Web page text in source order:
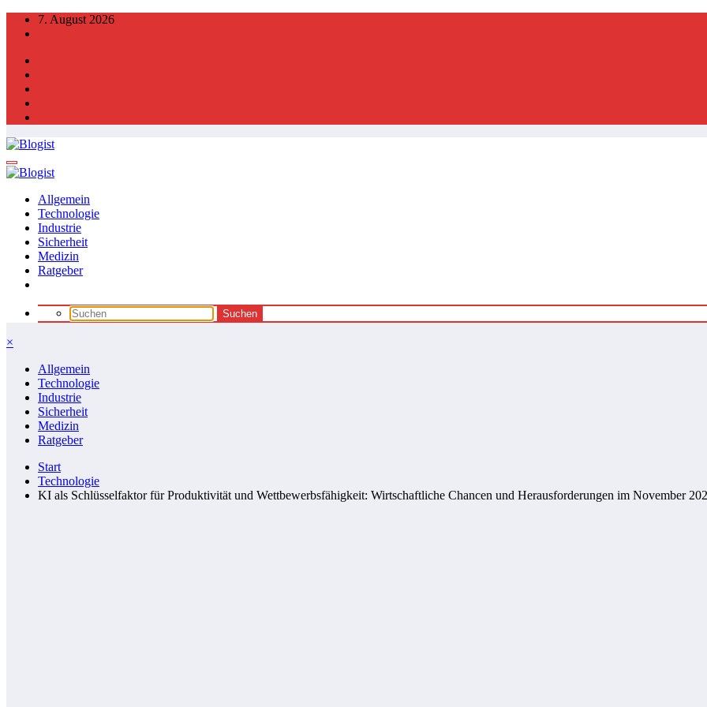
Zum
Inhalt
7. August 2026
Allgemein
Technologie
Industrie
Sicherheit
Medizin
Ratgeber
×
Allgemein
Technologie
Industrie
Sicherheit
Medizin
Ratgeber
Start
Technologie
KI als Schlüsselfaktor für Produktivität und Wettbewerbsfähigkeit: Wirtschaftliche Chancen und Herausforderungen im November